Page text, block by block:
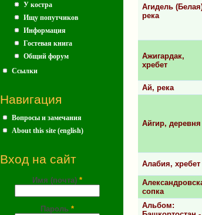
У костра
Ищу попутчиков
Информация
Гостевая книга
Общий форум
Ссылки
Навигация
Вопросы и замечания
About this site (english)
Вход на сайт
Имя (почта) *
Пароль *
Агидель
река
Ажигардак,
хребет
Ай, река
Айгир, деревня
Алабия, хребет
сопка
Альбом: